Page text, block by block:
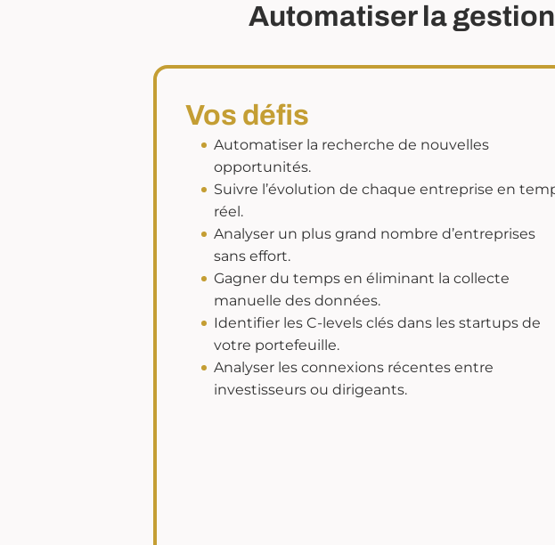
Automatiser la
Vos défis
Automatiser la recherche de nouvelles
opportunités.
Suivre l’évolution de chaque entreprise en
réel.
Analyser un plus grand nombre d’entreprises
sans effort.
Gagner du temps en éliminant la collecte
manuelle des données.
Identifier les C-levels clés dans les startups de
votre portefeuille.
Analyser les connexions récentes entre
investisseurs ou dirigeants.